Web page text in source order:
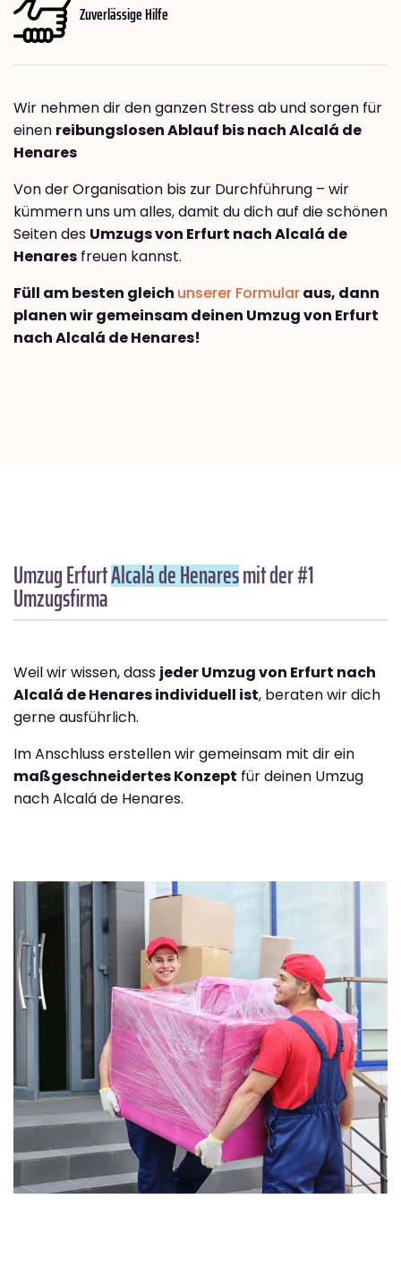
Zuverlässige Hilfe
Wir nehmen dir den ganzen Stress ab und sorgen für
einen reibungslosen Ablauf bis nach Alcalá de
Henares
Von der Organisation bis zur Durchführung – wir
kümmern uns um alles, damit du dich auf die schönen
Seiten des Umzugs von Erfurt nach Alcalá de
Henares freuen kannst.
Füll am besten gleich unserer Formularaus, dann
planen wir gemeinsam deinen Umzug von Erfurt
nach Alcalá de Henares!
Umzug ErfurtAlcalá de Henaresmit der #1
Umzugsfirma
Weil wir wissen, dass jeder Umzug von Erfurt nach
Alcalá de Henares individuell ist, beraten wir dich
gerne ausführlich.
Im Anschluss erstellen wir gemeinsam mit dir ein
maßgeschneidertes Konzept für deinen Umzug
nach Alcalá de Henares.